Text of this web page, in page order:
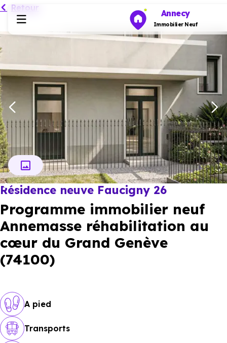
Annecy
Immobilier Neuf
Programmes neufs
Habiter
Investir
Actualités
Ressources
Financer
Retour
Résidence neuve Faucigny 26
Programme immobilier neuf
Annemasse réhabilitation au
cœur du Grand Genève
(74100)
A pied
Transports